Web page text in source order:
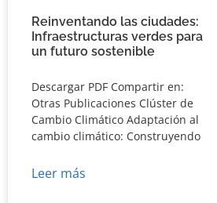
Reinventando las ciudades:
Infraestructuras verdes para
un futuro sostenible
Descargar PDF Compartir en:
Otras Publicaciones Clúster de
Cambio Climático Adaptación al
cambio climático: Construyendo
Leer más